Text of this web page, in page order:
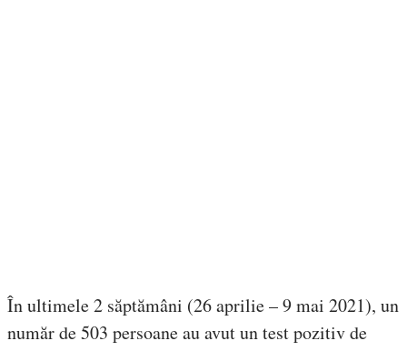
În ultimele 2 săptămâni (26 aprilie – 9 mai 2021), un
număr de 503 persoane au avut un test pozitiv de